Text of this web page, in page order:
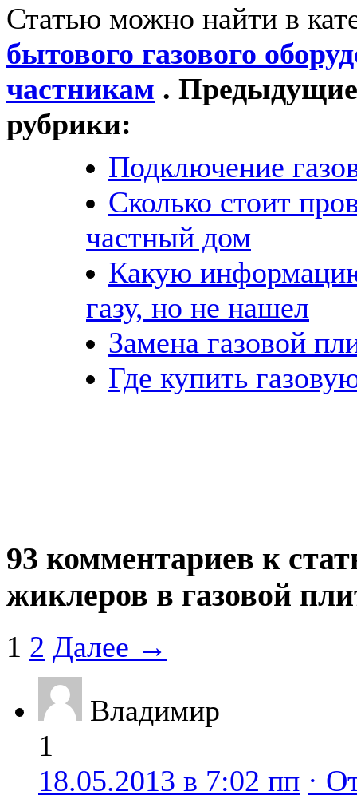
Статью можно найти в
бытового газового
частникам . Предыдущие
рубрики:
Подключение
Сколько стоит
частный дом
Какую
газу, но не нашел
Замена газовой
Где купить
93 комментариев к
жиклеров в газовой
1 2 Далее →
Владимир
1
18.05.2013 в 7:02 пп ·